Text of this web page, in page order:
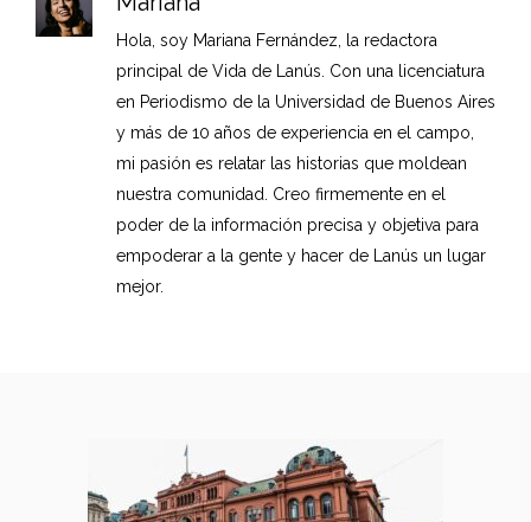
Hola, soy Mariana Fernández, la redactora
principal de Vida de Lanús. Con una licenciatura
en Periodismo de la Universidad de Buenos Aires
y más de 10 años de experiencia en el campo,
mi pasión es relatar las historias que moldean
nuestra comunidad. Creo firmemente en el
poder de la información precisa y objetiva para
empoderar a la gente y hacer de Lanús un lugar
mejor.